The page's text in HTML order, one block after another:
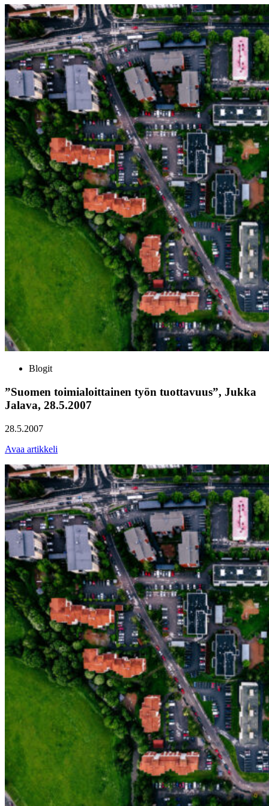
Blogit
”Suomen toimialoittainen työn tuottavuus”, Jukka
Jalava, 28.5.2007
28.5.2007
Avaa artikkeli